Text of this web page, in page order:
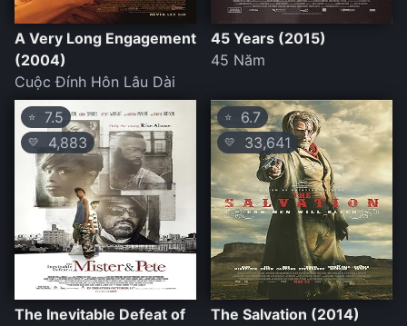
A Very Long Engagement
(2004)
Cuộc Đính Hôn Lâu Dài
45 Years (2015)
45 Năm
⭐ 7.5
💛 4,883
The Inevitable Defeat of
⭐ 6.7
💛 33,641
The Salvation (2014)